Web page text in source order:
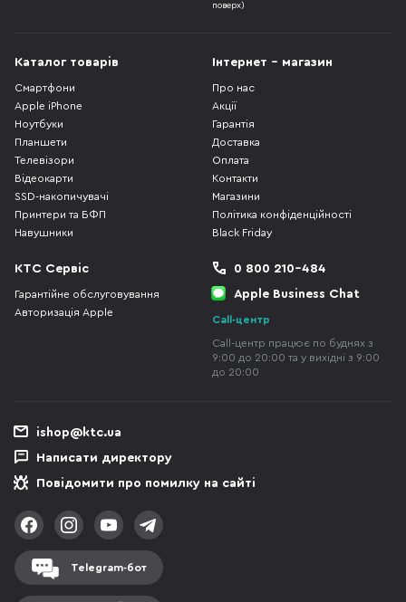
поверх)
Каталог товарів
Смартфони
Apple iPhone
Ноутбуки
Планшети
Телевізори
Відеокарти
SSD-накопичувачі
Принтери та БФП
Навушники
Інтернет - магазин
Про нас
Акції
Гарантія
Доставка
Оплата
Контакти
Магазини
Політика конфіденційності
Black Friday
КТС Сервіс
Гарантійне обслуговування
Авторизація Apple
0 800 210-484
Apple Business Chat
Call-центр
Call-центр працює по буднях з
9:00 до 20:00 та у вихідні з 9:00
до 20:00
ishop@ktc.ua
Написати директору
Повідомити про помилку на сайті
Telegram-бот